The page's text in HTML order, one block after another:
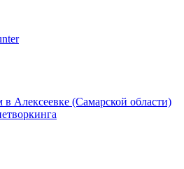
Алексеевке (Самарской области)